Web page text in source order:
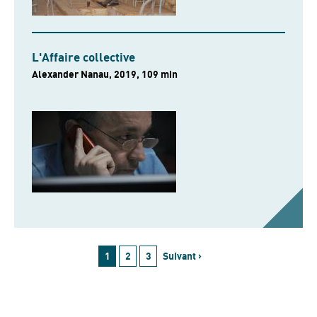
L'Affaire collective
Alexander Nanau, 2019, 109 min
1 2 3 Suivant ›